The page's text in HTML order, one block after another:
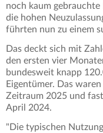
noch kaum gebrauchte
die hohen
führten nun zu einem
Das deckt sich mit
den ersten vier
bundesweit knapp
Eigentümer. Das
Zeitraum 2025 und
April 2024.
"Die typischen